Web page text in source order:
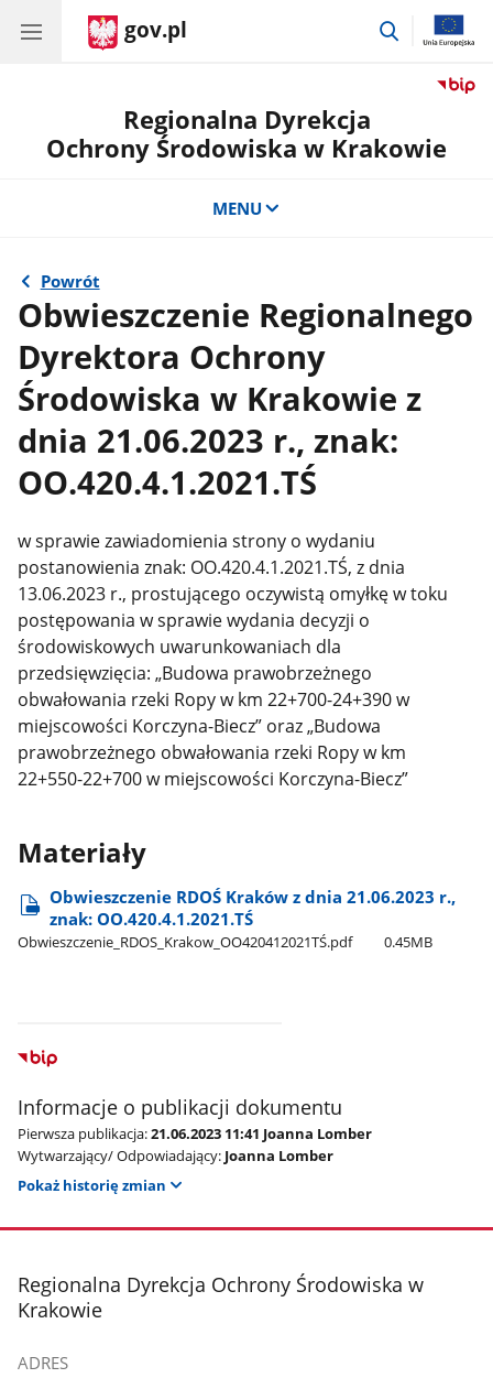
gov.pl
przejdź
Regionalna Dyrekcja
Ochrony Środowiska w Krakowie
MENU
Powrót
Obwieszczenie Regionalnego
Dyrektora Ochrony
Środowiska w Krakowie z
dnia 21.06.2023 r., znak:
OO.420.4.1.2021.TŚ
w sprawie zawiadomienia strony o wydaniu
postanowienia znak: OO.420.4.1.2021.TŚ, z dnia
13.06.2023 r., prostującego oczywistą omyłkę w toku
postępowania w sprawie wydania decyzji o
środowiskowych uwarunkowaniach dla
przedsięwzięcia: „Budowa prawobrzeżnego
obwałowania rzeki Ropy w km 22+700-24+390 w
miejscowości Korczyna-Biecz” oraz „Budowa
prawobrzeżnego obwałowania rzeki Ropy w km
22+550-22+700 w miejscowości Korczyna-Biecz”
Materiały
Obwieszczenie RDOŚ Kraków z dnia 21.06.2023 r.,
znak: OO.420.4.1.2021.TŚ
Obwieszczenie​_RDOS​_Krakow​_OO420412021TŚ.pdf 0.45MB
Informacje o publikacji dokumentu
Pierwsza publikacja:21.06.2023 11:41 Joanna Lomber
Wytwarzający/ Odpowiadający: Joanna Lomber
Pokaż historię zmian
stopka
Regionalna Dyrekcja Ochrony Środowiska w
Krakowie
ADRES